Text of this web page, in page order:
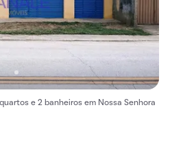
e 2 banheiros em Nossa Senhora